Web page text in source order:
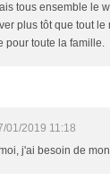
tous ensemble le
plus tôt que tout le
pour toute la famille.
01/2019 11:18
j'ai besoin de